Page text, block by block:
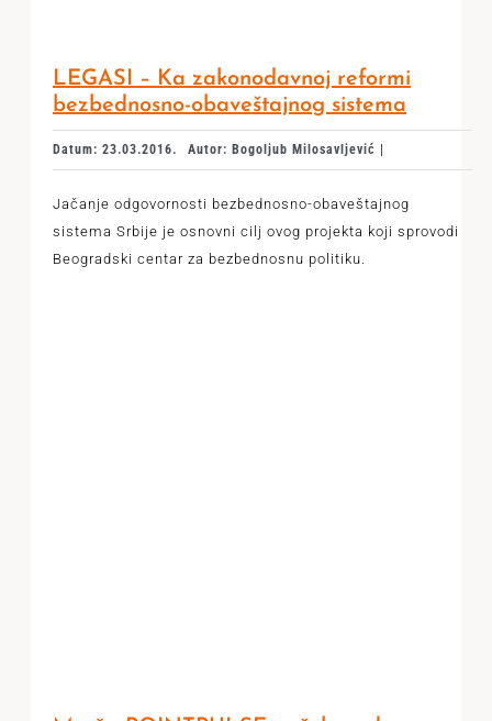
LEGASI – Ka zakonodavnoj reformi
bezbednosno-obaveštajnog sistema
Datum: 23.03.2016. Autor: Bogoljub Milosavljević |
Jačanje odgovornosti bezbednosno-obaveštajnog
sistema Srbije je osnovni cilj ovog projekta koji sprovodi
Beogradski centar za bezbednosnu politiku.